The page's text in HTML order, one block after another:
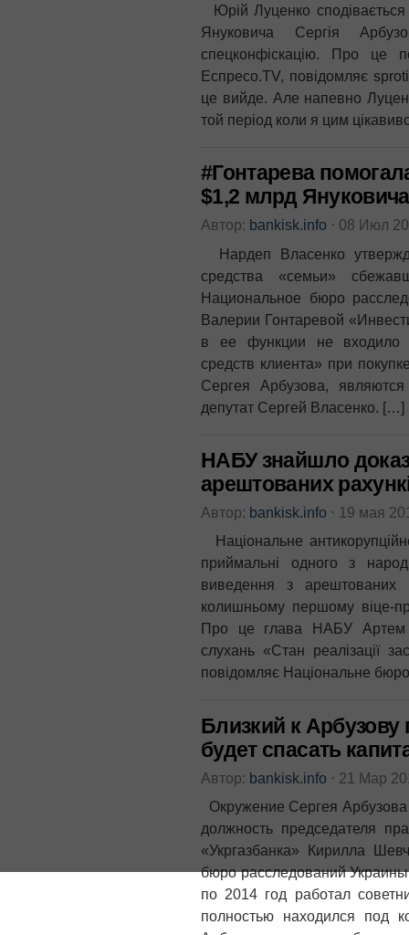
Юрій Луценко
Януковича Сергія
спецконфіскацію. Про це
Еспресо.TV, повідомляє
це вийде. Але напевно
той період коли я цим
#Гонтарева
$1,2 млрд
Автор: bankisk.info ⋅ 08 Июл
Нардеп Власенко
средства «семьи»
Национальное бюро
Валерии Гонтаревой
в ее функции не входило
средств клиента» при
Сергея Арбузова,
депутат Сергей Власенко. […]
НАБУ знайшло
арештованих
Автор: bankisk.info ⋅ 19 мая
Національне
приймальні одного з
виведення з
колишньому першому віце-
Про це глава НАБУ Артем
слухань «Стан реалізації
повідомляє Національне
Близкий к Арбузову
будет спасать
Автор: bankisk.info ⋅ 21 Мар
Окружение Сергея
должность председателя
«Укргазбанка» Кирилла
бюро расследований
по 2014 год работал
полностью находился под